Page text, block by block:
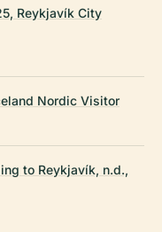
Reykjavík City
Nordic Visitor
to Reykjavík, n.d.,